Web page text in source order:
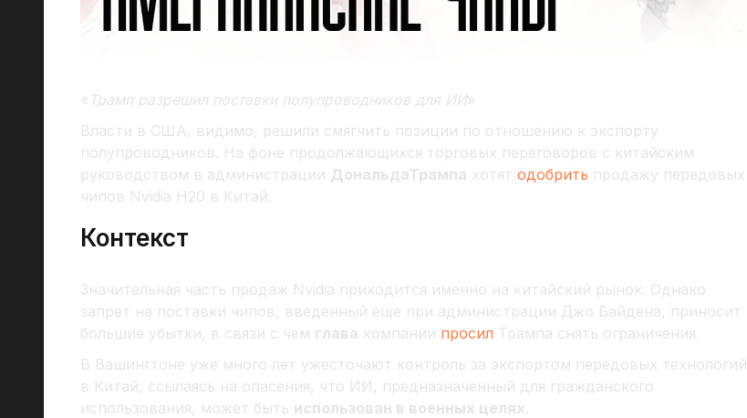
« Трамп разрешил поставки полупроводников для ИИ»
Власти в США, видимо, решили смягчить позиции по отношению к экспорту
полупроводников. На фоне продолжающихся торговых переговоров с китайским
руководством в администрации ДональдаТрампа хотят одобрить продажу передовых
чипов Nvidia H20 в Китай.
Контекст
Значительная часть продаж Nvidia приходится именно на китайский рынок. Однако
запрет на поставки чипов, введенный еще при администрации Джо Байдена, приносит
большие убытки, в связи с чем глава компании просил Трампа снять ограничения.
В Вашингтоне уже много лет ужесточают контроль за экспортом передовых технологий
в Китай, ссылаясь на опасения, что ИИ, предназначенный для гражданского
использования, может быть использован в военных целях.